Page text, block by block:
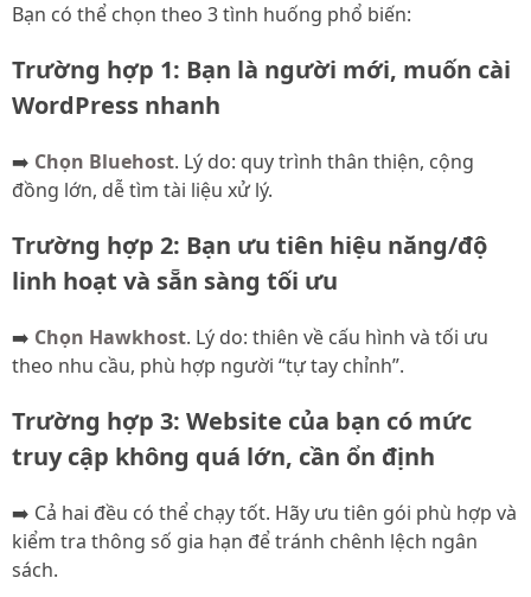
Bạn có thể chọn theo 3 tình huống phổ biến:
Trường hợp 1: Bạn là người mới, muốn cài
WordPress nhanh
➡️ Chọn Bluehost. Lý do: quy trình thân thiện, cộng
đồng lớn, dễ tìm tài liệu xử lý.
Trường hợp 2: Bạn ưu tiên hiệu năng/độ
linh hoạt và sẵn sàng tối ưu
➡️ Chọn Hawkhost. Lý do: thiên về cấu hình và tối ưu
theo nhu cầu, phù hợp người “tự tay chỉnh”.
Trường hợp 3: Website của bạn có mức
truy cập không quá lớn, cần ổn định
➡️ Cả hai đều có thể chạy tốt. Hãy ưu tiên gói phù hợp và
kiểm tra thông số gia hạn để tránh chênh lệch ngân
sách.